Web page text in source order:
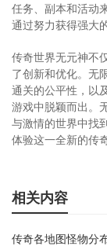
任务、副本和活动
通过努力获得强大
传奇世界无元神不
了创新和优化。无
通关的公平性，以
游戏中脱颖而出。
与激情的世界中找
体验这一全新的传
相关内容
传奇各地图怪物分